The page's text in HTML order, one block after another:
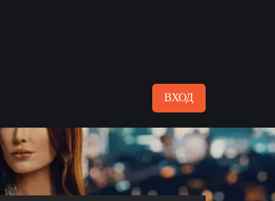
ВХОД